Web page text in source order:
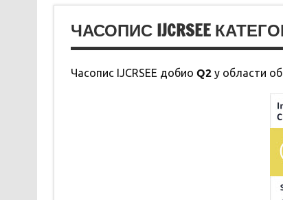
ЧАСОПИС IJCRSEE
Часопис IJCRSEE добио Q2у области